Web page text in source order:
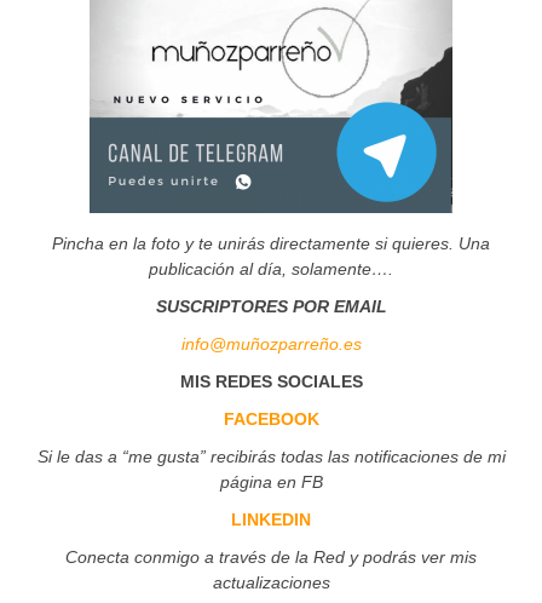
Pincha en la foto y te unirás directamente si quieres. Una
publicación al día, solamente….
SUSCRIPTORES POR EMAIL
info@muñozparreño.es
MIS REDES SOCIALES
FACEBOOK
Si le das a “me gusta” recibirás todas las notificaciones de mi
página en FB
LINKEDIN
Conecta conmigo a través de la Red y podrás ver mis
actualizaciones